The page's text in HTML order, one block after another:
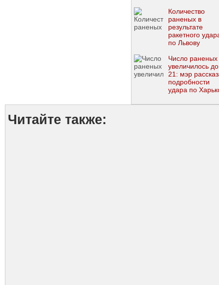
Количество
раненых в
результате
ракетного
по Львову
возросло
Число раненых
увеличилось до
21: мэр
подробности
удара по
Читайте также: